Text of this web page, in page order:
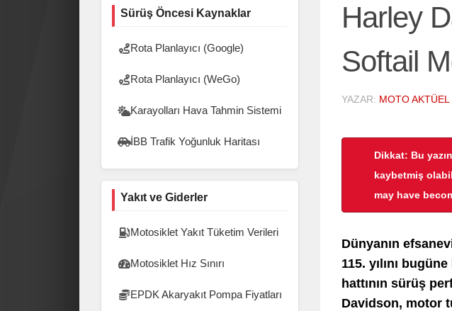
Harley
Softail
YAZAR: MOTO AKTÜEL
Dikkat: Bu
kaybetmiş
may have
Dünyanın
115. yılını
hattının sürüş
Davidson, motor
Sürüş Öncesi Kaynaklar
Rota Planlayıcı (Google)
Rota Planlayıcı (WeGo)
Karayolları Hava Tahmin Sistemi
İBB Trafik Yoğunluk Haritası
Yakıt ve Giderler
Motosiklet Yakıt Tüketim Verileri
Motosiklet Hız Sınırı
EPDK Akaryakıt Pompa Fiyatları